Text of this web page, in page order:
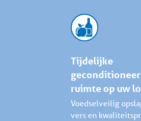
Tijdelijke
ruimte op uw
Voedselveilig
vers en